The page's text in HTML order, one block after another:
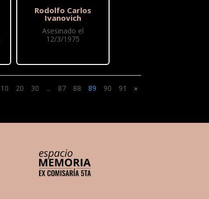
Rodolfo Carlos
Ivanovich
Asesinado el
12/3/1975
10 20 30 ... 87 88 89 90 91 »